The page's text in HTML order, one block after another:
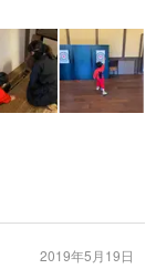
2019年5月19日